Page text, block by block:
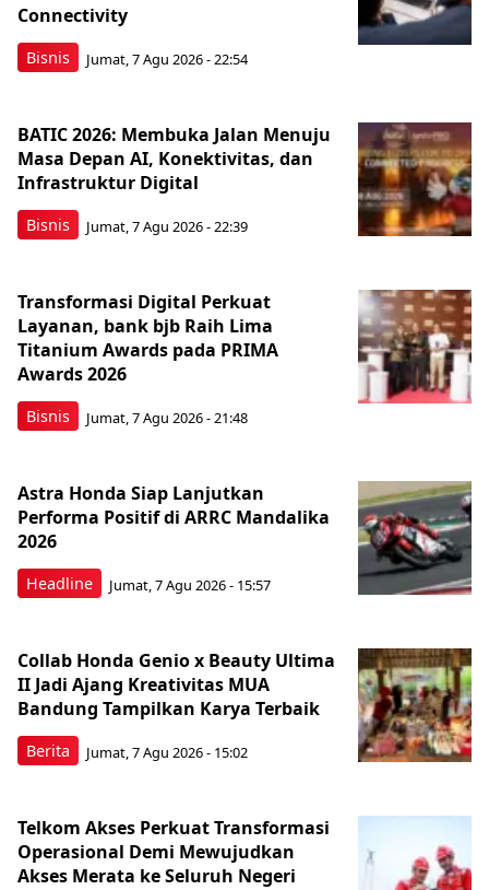
Bisnis
Connectivity
Jumat, 7 Agu 2026 - 22:54
Bisnis
BATIC 2026: Membuka Jalan Menuju
Masa Depan AI, Konektivitas, dan
Infrastruktur Digital
Jumat, 7 Agu 2026 - 22:39
Bisnis
Transformasi Digital Perkuat
Layanan, bank bjb Raih Lima
Titanium Awards pada PRIMA
Awards 2026
Jumat, 7 Agu 2026 - 21:48
Headline
Astra Honda Siap Lanjutkan
Performa Positif di ARRC Mandalika
2026
Jumat, 7 Agu 2026 - 15:57
Berita
Collab Honda Genio x Beauty Ultima
II Jadi Ajang Kreativitas MUA
Bandung Tampilkan Karya Terbaik
Jumat, 7 Agu 2026 - 15:02
Telkom Akses Perkuat Transformasi
Operasional Demi Mewujudkan
Akses Merata ke Seluruh Negeri